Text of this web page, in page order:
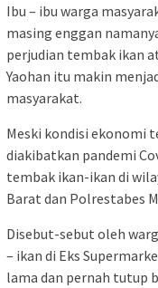
Ibu – ibu warga
masing enggan
perjudian tembak ikan
Yaohan itu makin
masyarakat.
Meski kondisi ekonomi
diakibatkan pandemi
tembak ikan-ikan di
Barat dan Polrestabes
Disebut-sebut oleh
– ikan di Eks
lama dan pernah tutup